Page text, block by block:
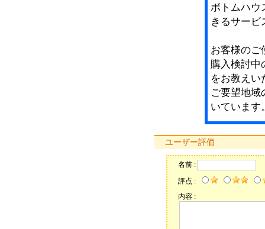
ボトムハウ
きるサービ
お客様の
購入検討中
をお教えい
ご要望地域
いていま
ユーザー評価
名前 :
評点 :
内容 :